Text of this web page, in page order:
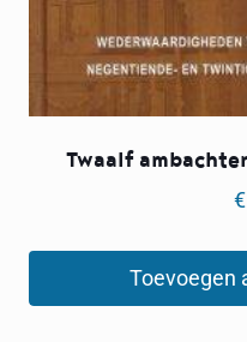
Twaalf
€
Toevoegen